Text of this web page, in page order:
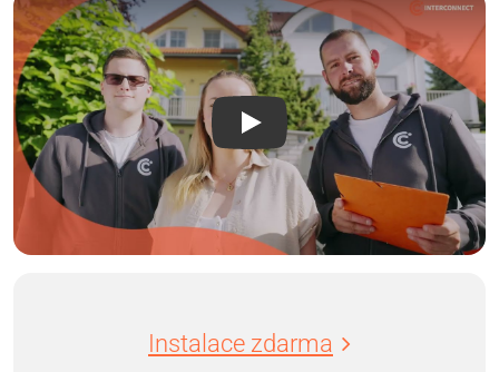
Instalace zdarma